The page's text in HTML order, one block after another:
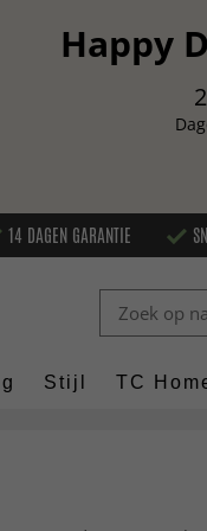
Happy
2
14 DAGEN GARANTIE
Stijl TC